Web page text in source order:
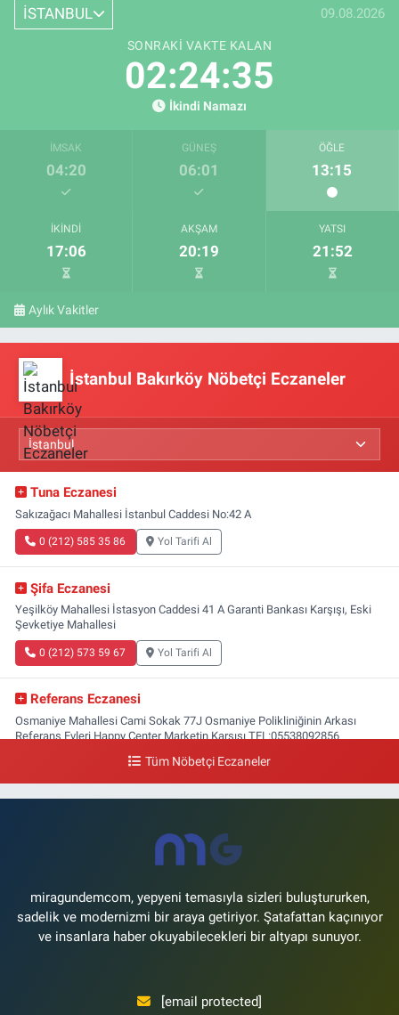
İSTANBUL 09.08.2026
SONRAKI VAKTE KALAN
02:24:34
İkindi Namazı
İMSAK
04:20
GÜNEŞ
06:01
ÖĞLE
13:15
İKINDI
17:06
AKŞAM
20:19
YATSI
21:52
Aylık Vakitler
İstanbul Bakırköy Nöbetçi Eczaneler
Tuna Eczanesi
Sakızağacı Mahallesi İstanbul Caddesi No:42 A
0 (212) 585 35 86 Yol Tarifi Al
Şifa Eczanesi
Yeşilköy Mahallesi İstasyon Caddesi 41 A Garanti Bankası Karşışı, Eski
Şevketiye Mahallesi
0 (212) 573 59 67 Yol Tarifi Al
Referans Eczanesi
Osmaniye Mahallesi Cami Sokak 77J Osmaniye Polikliniğinin Arkası
Referans Evleri Happy Center Marketin Karşısı TEL:05538092856
Yol Tarifi Al
Şenlikköy Mahallesi Harman Sokak 43 4B Flyinn Avm yaya girişi karşısı,
Tüm Nöbetçi Eczaneler
miragundemcom, yepyeni temasıyla sizleri buluştururken,
sadelik ve modernizmi bir araya getiriyor. Şatafattan kaçınıyor
ve insanlara haber okuyabilecekleri bir altyapı sunuyor.
[email protected]